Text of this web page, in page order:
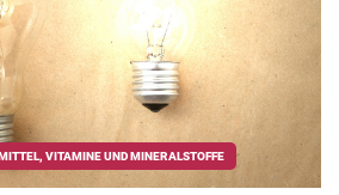
VITAMINE UND MINERALSTOFFE